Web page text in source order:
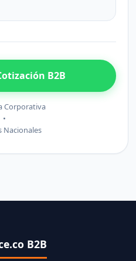
B2B
Corporativa
•
Nacionales
B2B